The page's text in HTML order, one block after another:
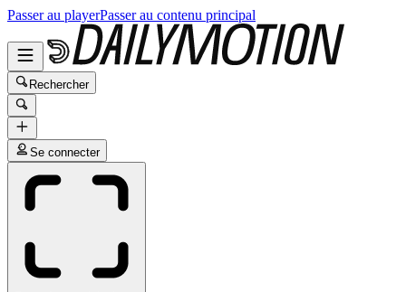
Passer au playerPasser au contenu principal
Rechercher
Se connecter